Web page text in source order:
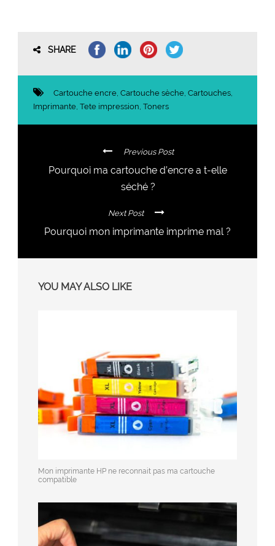
SHARE
Cartouche encre, Cartouche sèche, Cartouches,
Imprimante, Tete impression, Toners
Previous Post
Pourquoi ma cartouche d’encre a t-elle
séché ?
Next Post
Pourquoi mon imprimante imprime mal ?
YOU MAY ALSO LIKE
Mon imprimante HP ne reconnait pas ma cartouche
compatible